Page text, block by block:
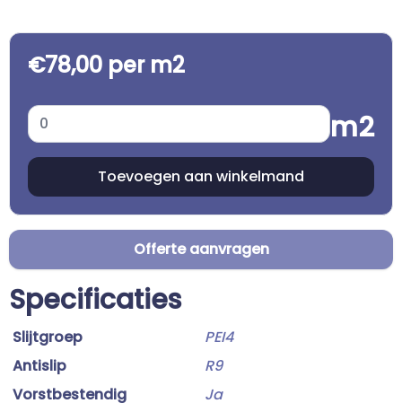
€78,00 per m2
m2
Offerte aanvragen
Specificaties
Slijtgroep
PEI4
Antislip
R9
Vorstbestendig
Ja